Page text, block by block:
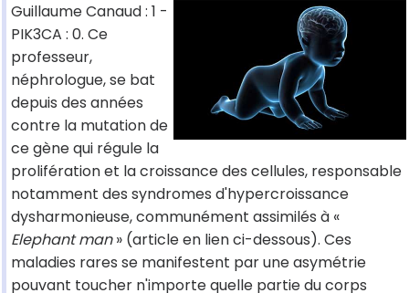
Guillaume Canaud : 1 -
PIK3CA : 0. Ce
professeur,
néphrologue, se bat
depuis des années
contre la mutation de
ce gène qui régule la
prolifération et la croissance des cellules, responsable
notamment des syndromes d'hypercroissance
dysharmonieuse, communément assimilés à «
Elephant man» (article en lien ci-dessous). Ces
maladies rares se manifestent par une asymétrie
pouvant toucher n'importe quelle partie du corps